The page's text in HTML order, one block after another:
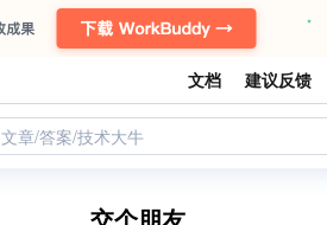
文档 建议反馈
文章/答案/技术大牛